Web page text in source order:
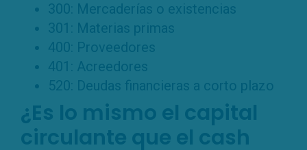
300: Mercaderías o existencias
301: Materias primas
400: Proveedores
401: Acreedores
520: Deudas financieras a corto plazo
¿Es lo mismo el capital
circulante que el cash